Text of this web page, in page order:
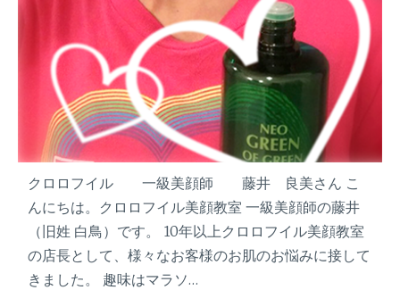
目
は
マ
マ
と
呼
せ
な
い
頑
り
クロロフイル 一級美顔師 藤井 良美さん こ
んにちは。クロロフイル美顔教室 一級美顔師の藤井
（旧姓 白鳥）です。 10年以上クロロフイル美顔教室
の店長として、様々なお客様のお肌のお悩みに接して
きました。 趣味はマラソ…